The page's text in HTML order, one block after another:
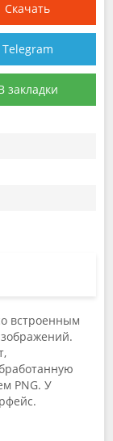
Скачать
Telegram
закладки
встроенным
PNG. У